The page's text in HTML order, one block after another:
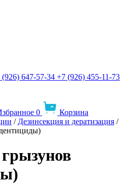
(926) 647-57-34 +7 (926) 455-11-73
0
Корзина
/ Дезинсекция и дератизация /